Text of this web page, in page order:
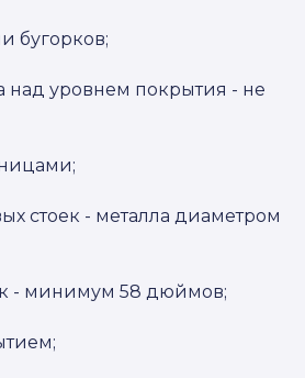
бугорков;
над уровнем покрытия - не
стоек - металла диаметром
- минимум 58 дюймов;